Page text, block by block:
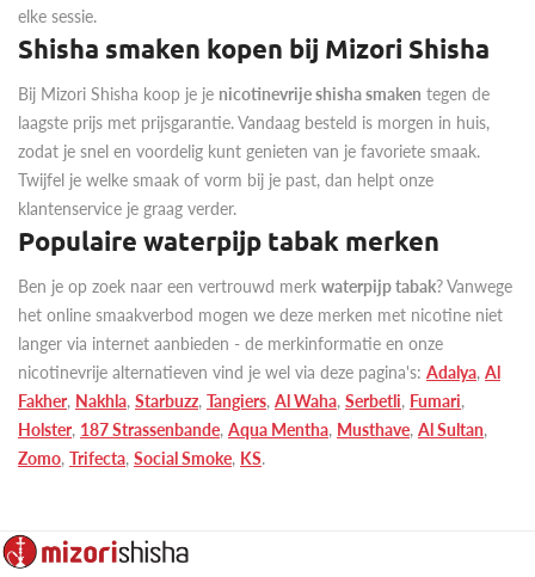
elke sessie.
Shisha smaken kopen bij Mizori Shisha
Bij Mizori Shisha koop je je nicotinevrije shisha smaken tegen de
laagste prijs met prijsgarantie. Vandaag besteld is morgen in huis,
zodat je snel en voordelig kunt genieten van je favoriete smaak.
Twijfel je welke smaak of vorm bij je past, dan helpt onze
klantenservice je graag verder.
Populaire waterpijp tabak merken
Ben je op zoek naar een vertrouwd merk waterpijp tabak? Vanwege
het online smaakverbod mogen we deze merken met nicotine niet
langer via internet aanbieden - de merkinformatie en onze
nicotinevrije alternatieven vind je wel via deze pagina's: Adalya, Al
Fakher, Nakhla, Starbuzz, Tangiers, Al Waha, Serbetli, Fumari,
Holster, 187 Strassenbande, Aqua Mentha, Musthave, Al Sultan,
Zomo, Trifecta, Social Smoke, KS.